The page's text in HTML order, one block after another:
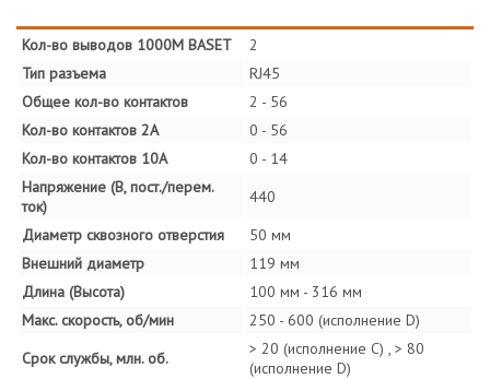
Кол-во выводов 1000M BASET
2
Тип разъема
RJ45
Общее кол-во контактов
2 - 56
Кол-во контактов 2А
0 - 56
Кол-во контактов 10А
0 - 14
Напряжение (В, пост./перем.
ток)
440
Диаметр сквозного отверстия
50 мм
Внешний диаметр
119 мм
Длина (Высота)
100 мм - 316 мм
Макс. скорость, об/мин
250 - 600 (исполнение D)
Срок службы, млн. об.
> 20 (исполнение C) , > 80
(исполнение D)